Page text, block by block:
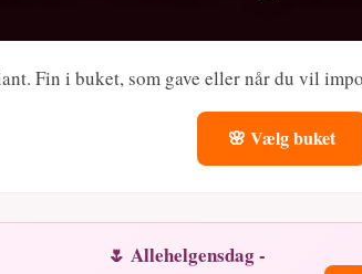
Fin i buket, som gave eller når du vil
🌸 Vælg buket
🌷 Allehelgensdag -